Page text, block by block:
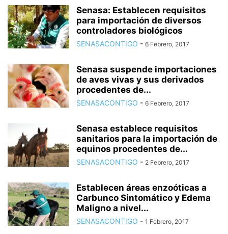
Senasa: Establecen requisitos
para importación de diversos
controladores biológicos
SENASACONTIGO - 6 Febrero, 2017
Senasa suspende importaciones
de aves vivas y sus derivados
procedentes de...
SENASACONTIGO - 6 Febrero, 2017
Senasa establece requisitos
sanitarios para la importación de
equinos procedentes de...
SENASACONTIGO - 2 Febrero, 2017
Establecen áreas enzoóticas a
Carbunco Sintomático y Edema
Maligno a nivel...
SENASACONTIGO - 1 Febrero, 2017